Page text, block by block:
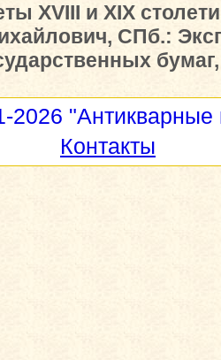
XVIII и XIX
СПб.:
бумаг,
2026 "Антикварные
Контакты